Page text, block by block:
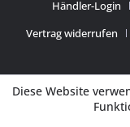
Händler-Login
Vertrag widerrufen
Diese Website